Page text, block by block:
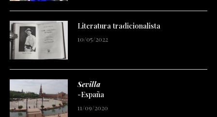
Literatura tradicionalista
10/05/2022
Sevilla
-España
11/09/2020